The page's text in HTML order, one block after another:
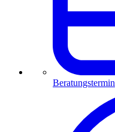
Beratungstermin